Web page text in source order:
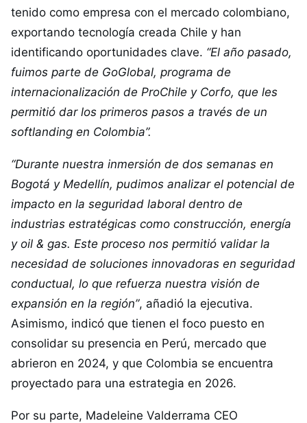
tenido como empresa con el mercado colombiano,
exportando tecnología creada Chile y han
identificando oportunidades clave. “El año pasado,
fuimos parte de GoGlobal, programa de
internacionalización de ProChile y Corfo, que les
permitió dar los primeros pasos a través de un
softlanding en Colombia”.
“Durante nuestra inmersión de dos semanas en
Bogotá y Medellín, pudimos analizar el potencial de
impacto en la seguridad laboral dentro de
industrias estratégicas como construcción, energía
y oil & gas. Este proceso nos permitió validar la
necesidad de soluciones innovadoras en seguridad
conductual, lo que refuerza nuestra visión de
expansión en la región”, añadió la ejecutiva.
Asimismo, indicó que tienen el foco puesto en
consolidar su presencia en Perú, mercado que
abrieron en 2024, y que Colombia se encuentra
proyectado para una estrategia en 2026.
Por su parte, Madeleine Valderrama CEO